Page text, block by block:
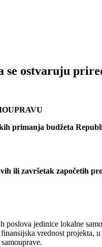
se ostvaruju
primanja budžeta
ili završetak započetih
poslova jedinice lokalne
vrednost projekta,